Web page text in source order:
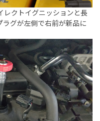
レクトイグニッションと長
グが左側で右前が新品に